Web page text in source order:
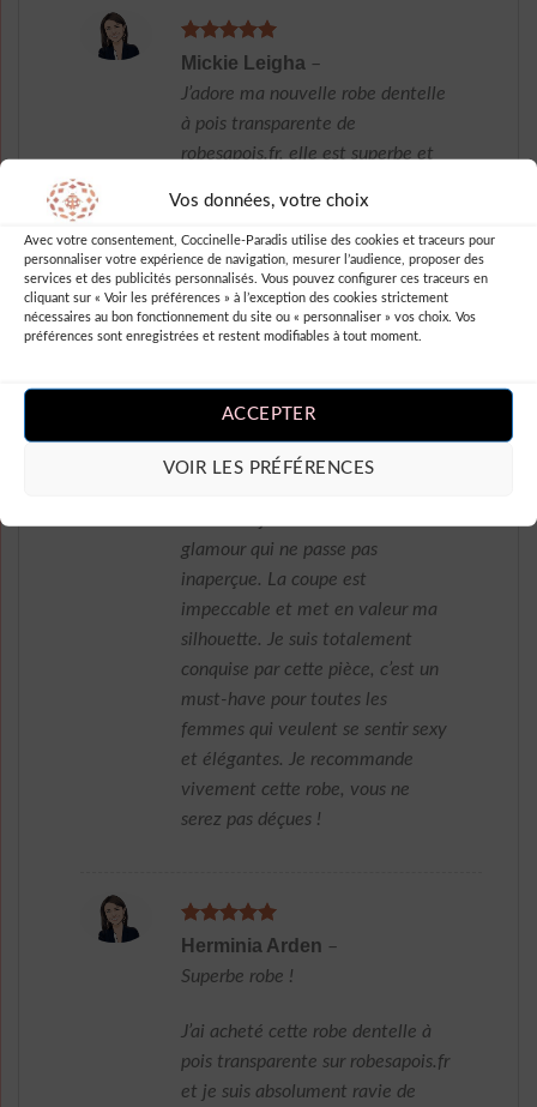
Vos données, votre choix
Avec votre consentement, Coccinelle-Paradis utilise des cookies et traceurs pour
personnaliser votre expérience de navigation, mesurer l’audience, proposer des
services et des publicités personnalisés. Vous pouvez configurer ces traceurs en
cliquant sur « Voir les préférences » à l’exception des cookies strictement
nécessaires au bon fonctionnement du site ou « personnaliser » vos choix. Vos
préférences sont enregistrées et restent modifiables à tout moment.
ACCEPTER
VOIR LES PRÉFÉRENCES
Note5sur
Mickie Leigha –
J’adore ma nouvelle robe dentelle
à pois transparente de
robesapois.fr, elle est superbe et
et audacieux ! Je recommande
vivement cet article !
5
transparente, elle est super
glamour qui ne passe pas
inaperçue. La coupe est
impeccable et met en valeur ma
silhouette. Je suis totalement
conquise par cette pièce, c’est un
must-have pour toutes les
femmes qui veulent se sentir sexy
et élégantes. Je recommande
vivement cette robe, vous ne
serez pas déçues !
Note5sur
Herminia Arden –
Superbe robe !
J’ai acheté cette robe dentelle à
pois transparente sur robesapois.fr
et je suis absolument ravie de